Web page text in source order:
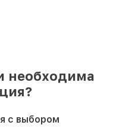
необходима
с выбором